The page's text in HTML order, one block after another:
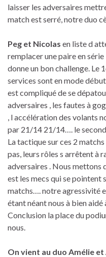
laisser les adversaires
match est serré, notre duo
Peg et Nicolas en liste d
remplacer une paire en
donne un bon challenge. Le
services sont en mode
est compliqué de se
adversaires , les fautes à
, l accélération des volants
par 21/14 21/14…. le
La tactique sur ces 2
pas, leurs rôles s arrêtent à
adversaires . Nous mettons
est les mecs qui se pointent
matchs…. notre agressivité
étant néant nous à bien
Conclusion la place du
nous.
On vient au duo Amélie et